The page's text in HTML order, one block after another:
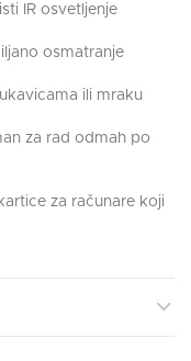
IR osvetljenje
osmatranje
ili mraku
za rad odmah po
za računare koji